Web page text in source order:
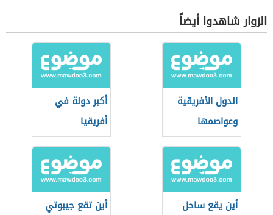
الزوار شاهدوا أيضاً
الدول الأفريقية
وعواصمها
أكبر دولة في
أفريقيا
أين يقع ساحل
أين تقع جيبوتي